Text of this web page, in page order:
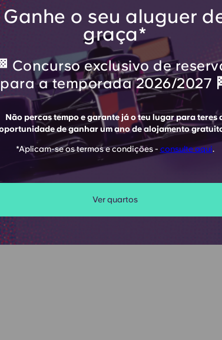
Ganhe o seu aluguer
graça*
Concurso exclusivo de
para a temporada 2026/2027
Não percas tempo e garante já o teu lugar para teres
de ganhar um ano de alojamento
*Aplicam-se os termos e condições - consulte aqui.
Ver quartos